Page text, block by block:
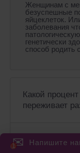
Женщинам с
безуспешные
яйцеклеток.
заболевания
генетически
способ родить
Какой
переживает
✉ Напишите